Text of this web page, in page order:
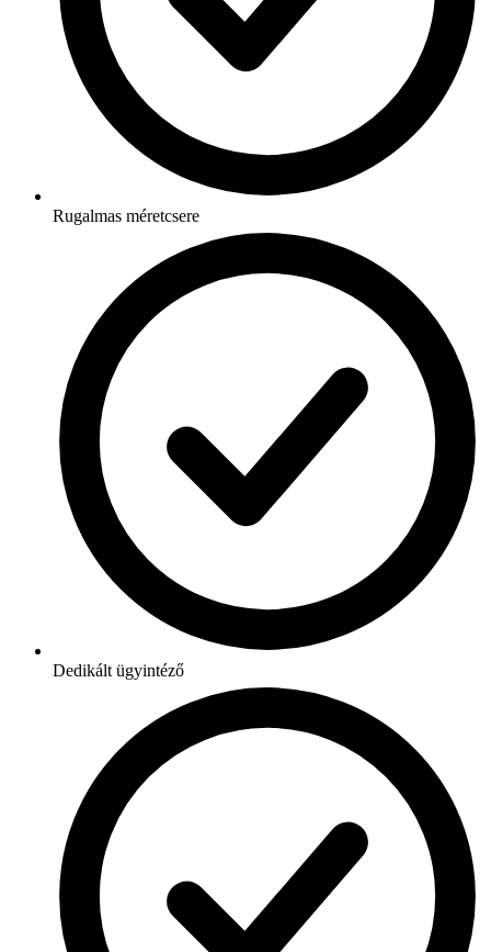
Rugalmas méretcsere
Dedikált ügyintéző